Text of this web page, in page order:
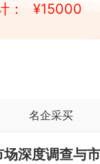
： ¥15000
名企采买
深度调查与